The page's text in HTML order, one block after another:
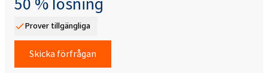
Prover tillgängliga
Skicka förfrågan